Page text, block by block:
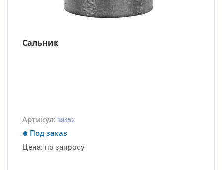
Сальник
Артикул: 38452
Под заказ
Цена: по запросу